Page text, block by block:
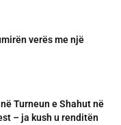
verës me një
Turneun e Shahut në
– ja kush u renditën